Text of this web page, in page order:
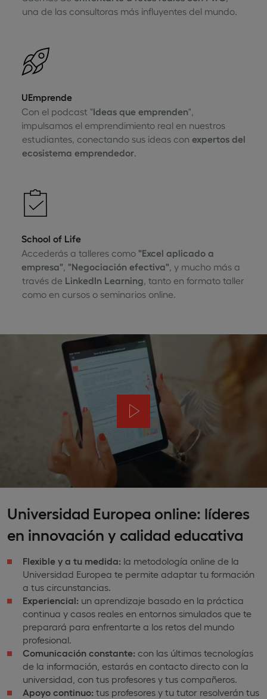
una de las consultoras más influyentes del mundo.
UEmprende
Con el podcast "Ideas que emprenden",
impulsamos el emprendimiento real en nuestros
estudiantes, conectando sus ideas con expertos del
ecosistema emprendedor.
School of Life
Accederás a talleres como "Excel aplicado a
empresa", "Negociación efectiva", y mucho más a
través de LinkedIn Learning, tanto en formato taller
como en cursos o seminarios online.
Universidad Europea online: líderes
en innovación y calidad educativa
Flexible y a tu medida: la metodología online de la
Universidad Europea te permite adaptar tu formación
a tus circunstancias.
Experiencial: un aprendizaje basado en la práctica
continua y casos reales en entornos simulados que te
preparará para enfrentarte a los retos del mundo
profesional.
Comunicación constante: con las últimas tecnologías
de la información, estarás en contacto directo con la
universidad, con tus profesores y tus compañeros.
Apoyo continuo: tus profesores y tu tutor resolverán tus